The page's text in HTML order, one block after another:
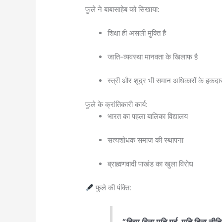
फुले ने बाबासाहेब को सिखाया:
शिक्षा ही असली मुक्ति है
जाति-व्यवस्था मानवता के खिलाफ है
स्त्री और शूद्र भी समान अधिकारों के
फुले के क्रांतिकारी कार्य:
भारत का पहला बालिका विद्यालय
सत्यशोधक समाज की स्थापना
ब्राह्मणवादी पाखंड का खुला विरोध
फुले की पंक्ति: